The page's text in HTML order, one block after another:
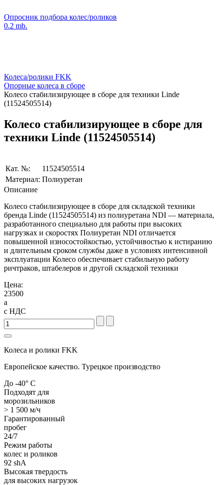
Опросник подбора колес/роликов
0.2 mb.
Колеса/ролики FKK
Опорные колеса в сборе
Колесо стабилизирующее в сборе для техники Linde
(11524505514)
Колесо стабилизирующее в сборе для
техники Linde (11524505514)
Кат. №:
11524505514
Материал: Полиуретан
Описание
Колесо стабилизирующее в сборе для складской техники
бренда Linde (11524505514) из полиуретана NDI — материала,
разработанного специально для работы при высоких
нагрузках и скоростях Полиуретан NDI отличается
повышенной износостойкостью, устойчивостью к истиранию
и длительным сроком службы даже в условиях интенсивной
эксплуатации Колесо обеспечивает стабильную работу
ричтраков, штабелеров и другой складской техники
Цена:
23500
a
с НДС
Колеса и ролики FKK
Европейское качество. Турецкое производство
До -40° С
Подходят для
морозильников
> 1 500 м/ч
Гарантированный
пробег
24/7
Режим работы
колес и роликов
92 shA
Высокая твердость
для высоких нагрузок